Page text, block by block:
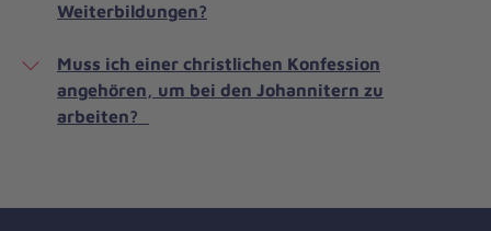
Weiterbildungen?
Muss ich einer christlichen Konfession
angehören, um bei den Johannitern zu
arbeiten?